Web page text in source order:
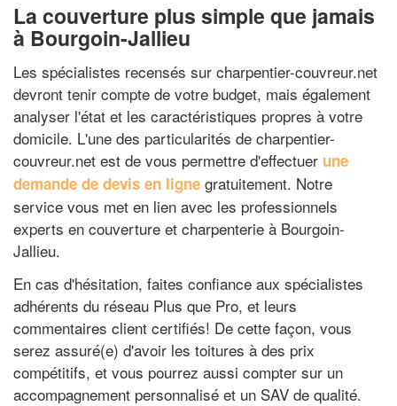
La couverture plus simple que jamais
à Bourgoin-Jallieu
Les spécialistes recensés sur charpentier-couvreur.net
devront tenir compte de votre budget, mais également
analyser l'état et les caractéristiques propres à votre
domicile. L'une des particularités de charpentier-
couvreur.net est de vous permettre d'effectuer une
demande de devis en ligne gratuitement. Notre
service vous met en lien avec les professionnels
experts en couverture et charpenterie à Bourgoin-
Jallieu.
En cas d'hésitation, faites confiance aux spécialistes
adhérents du réseau Plus que Pro, et leurs
commentaires client certifiés! De cette façon, vous
serez assuré(e) d'avoir les toitures à des prix
compétitifs, et vous pourrez aussi compter sur un
accompagnement personnalisé et un SAV de qualité.